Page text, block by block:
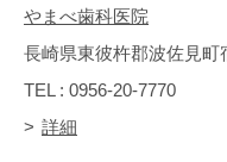
やまべ歯科医院
長崎県東彼杵郡波佐見町
TEL : 0956-20-7770
詳細